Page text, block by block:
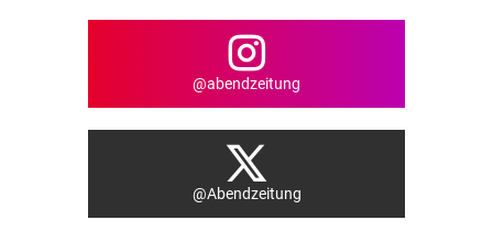
@abendzeitung
@Abendzeitung